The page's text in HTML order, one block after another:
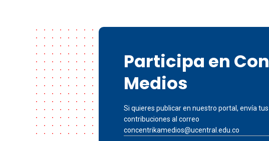
Participa en
Medios
Si quieres publicar en nuestro portal, envía tus
contribuciones al correo
concentrikamedios@ucentral.edu.co